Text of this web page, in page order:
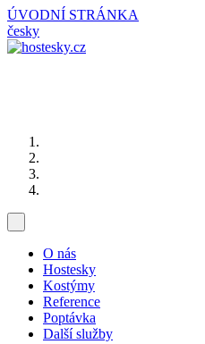
ÚVODNÍ STRÁNKA
česky
O nás
Hostesky
Kostýmy
Reference
Poptávka
Další služby